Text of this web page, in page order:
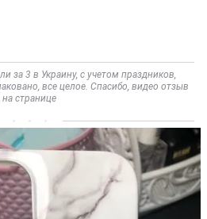
за 3 в Украину, с учетом праздников,
все целое. Спасибо, видео отзыв
на странице